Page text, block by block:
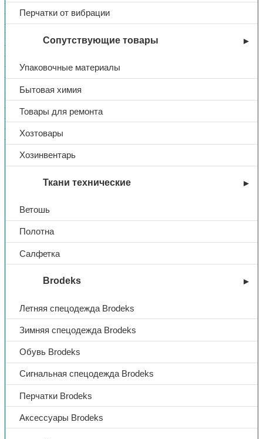
Перчатки от вибрации
Сопутствующие товары
Упаковочные материалы
Бытовая химия
Товары для ремонта
Хозтовары
Хозинвентарь
Ткани технические
Ветошь
Полотна
Салфетка
Brodeks
Летняя спецодежда Brodeks
Зимняя спецодежда Brodeks
Обувь Brodeks
Сигнальная спецодежда Brodeks
Перчатки Brodeks
Аксессуары Brodeks
— широкие СОП по кокетке
— нагрудный карман на правой полочке с отделением для
ручки
— карманы в швах в нижней части куртки
— на спинке кулиса по талии с эластичной тесьмой
— рукава с манжетами на пуговицах по низу
— усилительные накладки в области локтей
БРЮКИ:
— с накладными карманами на передних половинках
— в области коленей усилительные накладки
— застежка брюк на «молнию»
— широкие СОП в нижней части брючин
Тип Костюм
Название
Ткань Смесовая
Отделка